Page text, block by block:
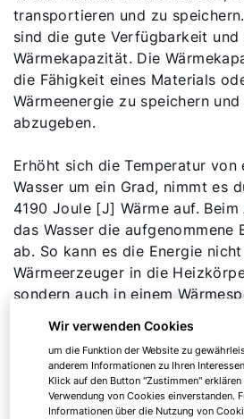
transportieren und zu
sind die gute Verfügbarkeit und
Wärmekapazität. Die
die Fähigkeit eines Materials
Wärmeenergie zu speichern
abzugeben.
Erhöht sich die Temperatur von
Wasser um ein Grad, nimmt es
4190 Joule [J] Wärme auf.
das Wasser die aufgenommene
ab. So kann es die Energie
Wärmeerzeuger in die
sondern auch in einem
Wärmeaufkommen und der
voneinander abweichen, was
Luft/Wasser-Wärmepumpen
Wir verwenden Cookies
um die Funktion der Website zu
anderem Informationen zu Ihren
Klick auf den Button "Zustimmen"
Verwendung von Cookies einverstanden.
Informationen über die Nutzung von